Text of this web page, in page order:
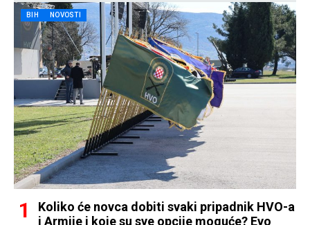
BIH NOVOSTI
Koliko će novca dobiti svaki pripadnik HVO-a
i Armije i koje su sve opcije moguće? Evo